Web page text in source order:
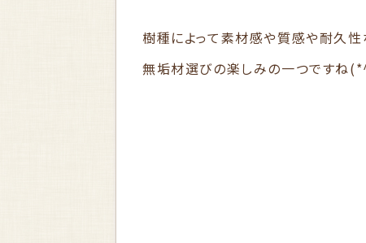
樹種によって素材感や質感や耐久性
無垢材選びの楽しみの一つですね